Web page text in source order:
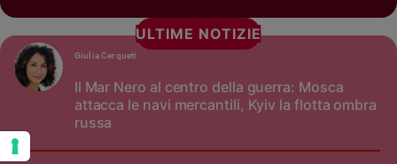
ULTIME NOTIZIE
Il Mar Nero al centro della guerra: Mosca
attacca le navi mercantili, Kyiv la flotta ombra
russa
Giulia Cerqueti